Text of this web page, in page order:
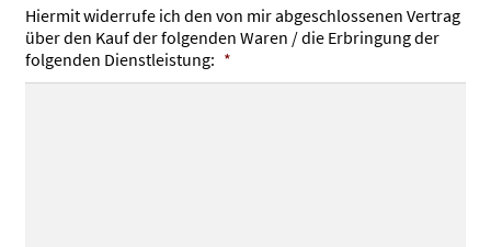
Hiermit widerrufe ich den von mir abgeschlossenen Vertrag
über den Kauf der folgenden Waren / die Erbringung der
folgenden Dienstleistung: *